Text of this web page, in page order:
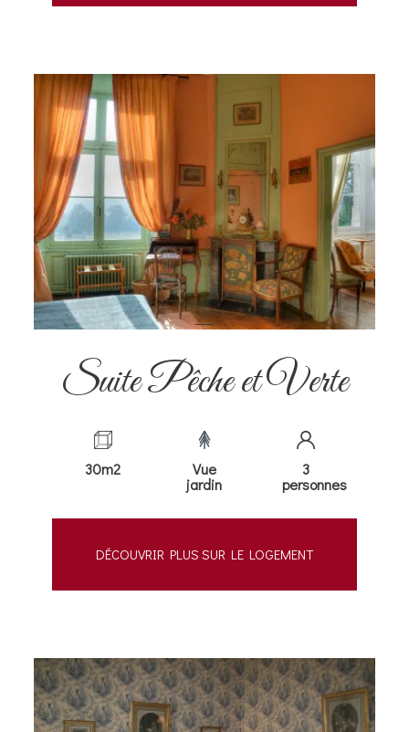
Suite Pêche et Verte
30m2
Vue
jardin
3
personnes
DÉCOUVRIR PLUS SUR LE LOGEMENT